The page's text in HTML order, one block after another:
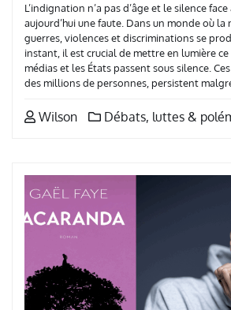
L’indignation n’a pas d’âge et le silence
aujourd’hui une faute. Dans un monde où
guerres, violences et discriminations se
instant, il est crucial de mettre en lumière
médias et les États passent sous silence.
des millions de personnes, persistent
Wilson Débats, luttes &